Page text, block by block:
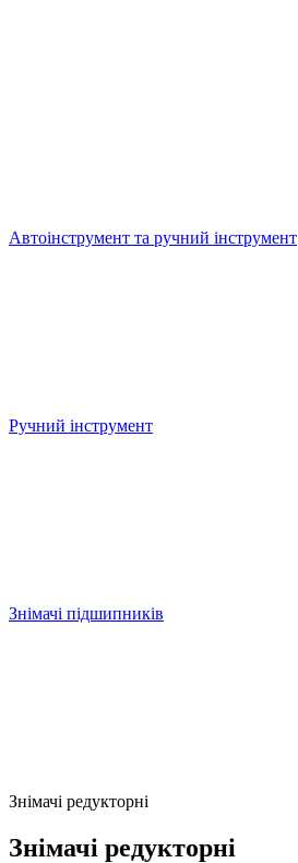
Автоінструмент та ручний інструмент
Ручний інструмент
Знімачі підшипників
Знімачі редукторні
Знімачі редукторні